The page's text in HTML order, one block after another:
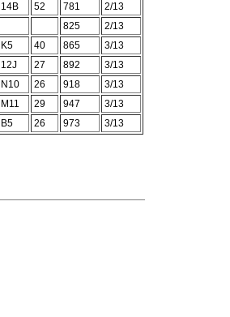
14B 52 781
2/13
825
2/13
K5 40 865
3/13
12J 27 892
3/13
N10 26 918
3/13
M11 29 947
3/13
B5 26 973 3/13